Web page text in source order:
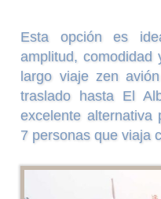
Esta opción es
amplitud, comodidad
largo viaje zen
traslado hasta El
excelente alternativa
7 personas que viaja